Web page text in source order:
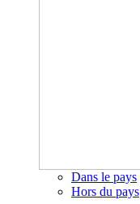
Dans le pays
Hors du pays